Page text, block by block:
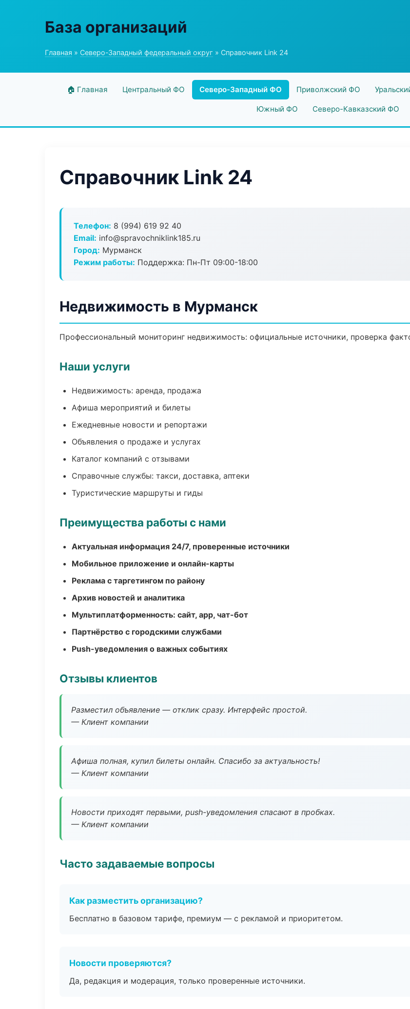
База организаций
Главная » Северо-Западный федеральный округ » Справочник Link 24
🏠 Главная Центральный ФО Северо-Западный ФО Приволжский ФО
Южный ФО Северо-Кавказский ФО
Справочник Link 24
Телефон: 8 (994) 619 92 40
Email: info@spravochniklink185.ru
Город: Мурманск
Режим работы: Поддержка: Пн-Пт 09:00-18:00
Недвижимость в Мурманск
Профессиональный мониторинг недвижимость: официальные источники, проверка
Наши услуги
Недвижимость: аренда, продажа
Афиша мероприятий и билеты
Ежедневные новости и репортажи
Объявления о продаже и услугах
Каталог компаний с отзывами
Справочные службы: такси, доставка, аптеки
Туристические маршруты и гиды
Преимущества работы с нами
Актуальная информация 24/7, проверенные источники
Мобильное приложение и онлайн-карты
Реклама с таргетингом по району
Архив новостей и аналитика
Мультиплатформенность: сайт, app, чат-бот
Партнёрство с городскими службами
Push-уведомления о важных событиях
Отзывы клиентов
Разместил объявление — отклик сразу. Интерфейс простой.
— Клиент компании
Афиша полная, купил билеты онлайн. Спасибо за актуальность!
— Клиент компании
Новости приходят первыми, push-уведомления спасают в пробках.
— Клиент компании
Часто задаваемые вопросы
Как разместить организацию?
Бесплатно в базовом тарифе, премиум — с рекламой и приоритетом.
Новости проверяются?
Да, редакция и модерация, только проверенные источники.